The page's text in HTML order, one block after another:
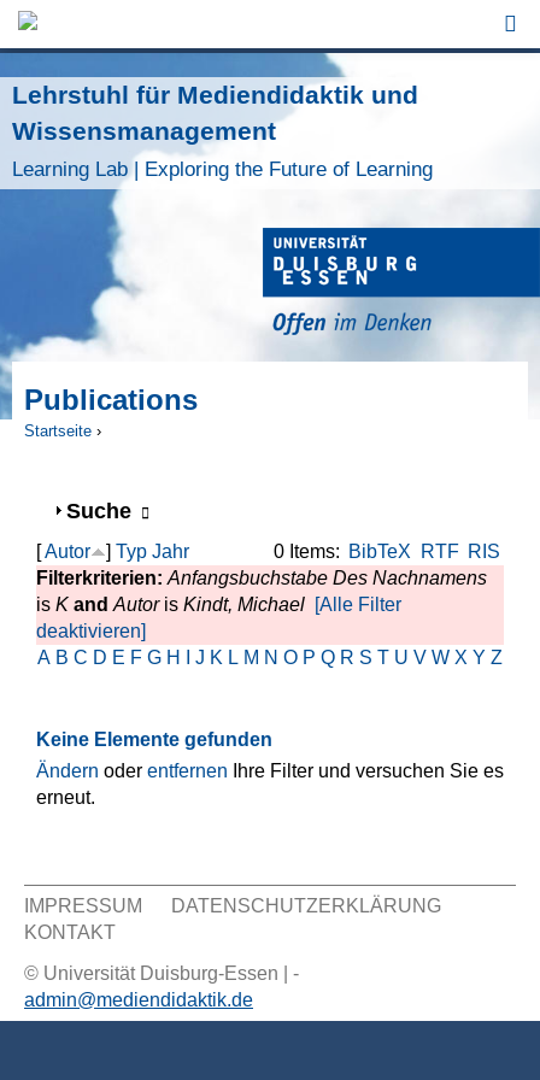
Jump to Navigation
Lehrstuhl für Mediendidaktik und
Wissensmanagement
Learning Lab | Exploring the Future of Learning
Publications
Startseite ›
Anzeigen
Suche
0 Items: BibTeX RTF RIS
[Autor ] Typ Jahr
Filterkriterien: Anfangsbuchstabe Des Nachnamens
is K and Autoris Kindt, Michael [Alle Filter
deaktivieren]
A B C D E F G H J K L M N O P Q R S T U V W X Y Z
Keine Elemente gefunden
Ändern oder entfernen Ihre Filter und versuchen Sie es
erneut.
Sekundär Menü
IMPRESSUM
DATENSCHUTZERKLÄRUNG
KONTAKT
© Universität Duisburg-Essen | -
admin@mediendidaktik.de